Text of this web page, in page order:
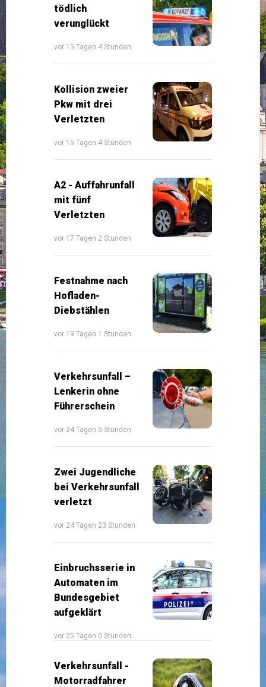
tödlich
verunglückt
vor 15 Tagen 4 Stunden
Kollision zweier
Pkw mit drei
Verletzten
vor 15 Tagen 4 Stunden
A2 - Auffahrunfall
mit fünf
Verletzten
vor 17 Tagen 2 Stunden
Festnahme nach
Hofladen-
Diebstählen
vor 19 Tagen 1 Stunden
Verkehrsunfall –
Lenkerin ohne
Führerschein
vor 24 Tagen 5 Stunden
Zwei Jugendliche
bei Verkehrsunfall
verletzt
vor 24 Tagen 23 Stunden
Einbruchsserie in
Automaten im
Bundesgebiet
aufgeklärt
vor 25 Tagen 0 Stunden
Verkehrsunfall -
Motorradfahrer